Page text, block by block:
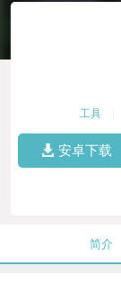
工具
安卓下载
简介